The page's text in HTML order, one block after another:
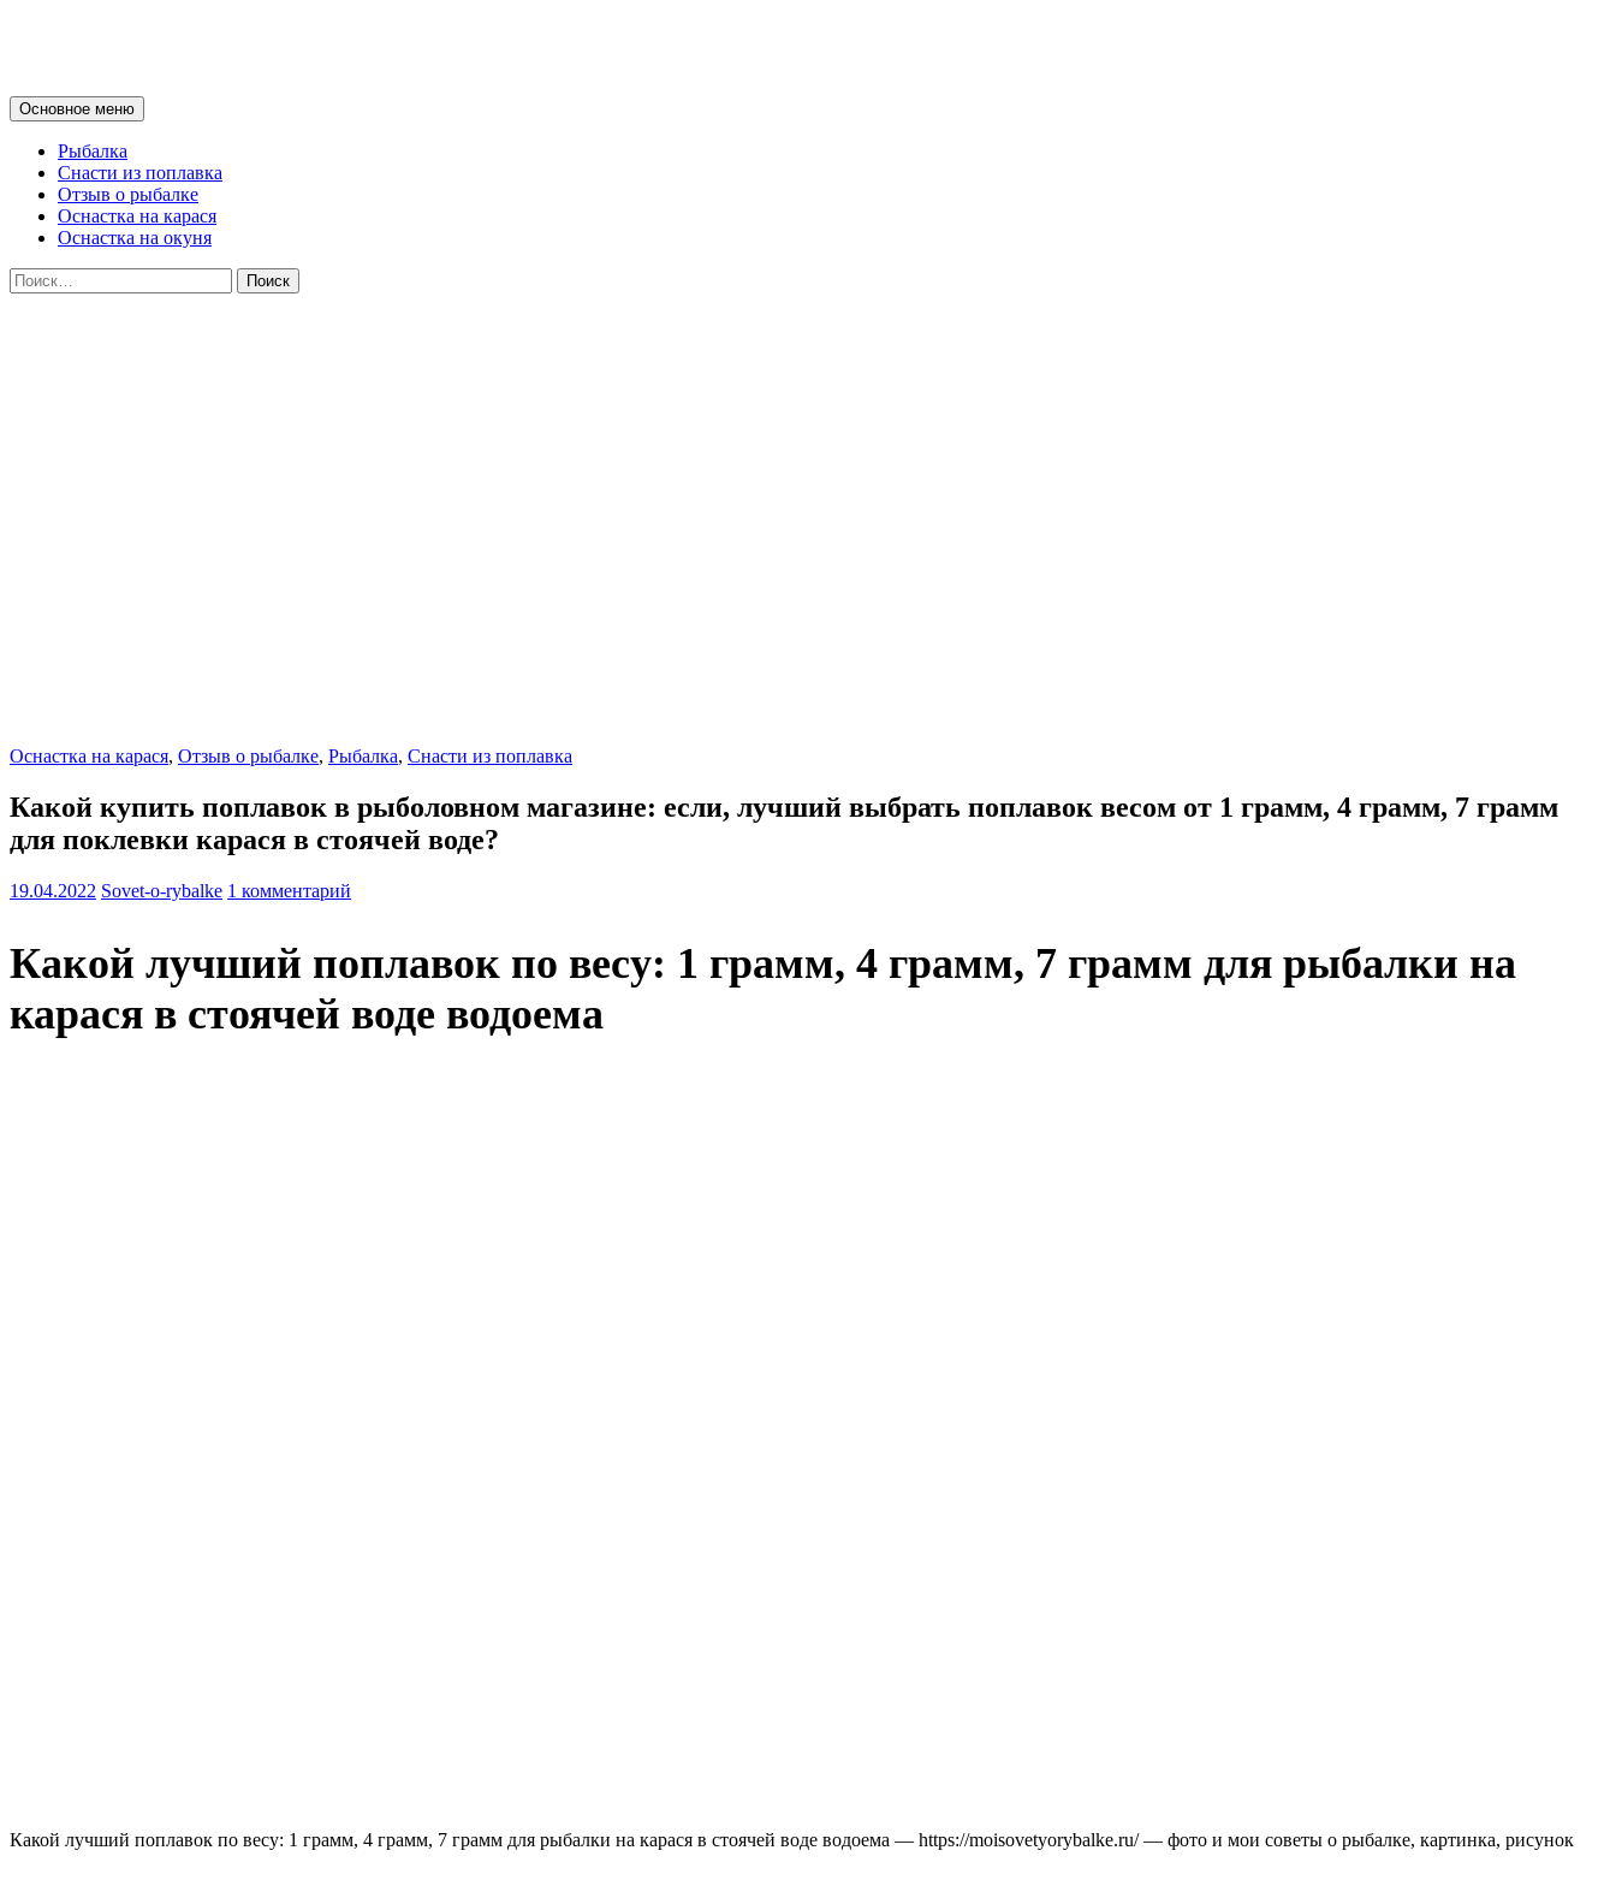
Поиск
Основное меню Перейти
к
Рыбалка
Снасти из поплавка
Отзыв о рыбалке
Оснастка на карася
Оснастка на окуня
Найти:
Оснастка на карася, Отзыв о рыбалке, Рыбалка, Снасти из поплавка
Какой купить поплавок в рыболовном магазине: если, лучший выбрать поплавок весом от 1 грамм, 4 грамм, 7 грамм
для поклевки карася в стоячей воде?
19.04.2022 Sovet-o-rybalke 1 комментарий
Какой лучший поплавок по весу: 1 грамм, 4 грамм, 7 грамм для рыбалки на
карася в стоячей воде водоема
Какой лучший поплавок по весу: 1 грамм, 4 грамм, 7 грамм для рыбалки на карася в стоячей воде водоема — https://moisovetyorybalke.ru/ — фото и мои советы о рыбалке, картинка, рисунок